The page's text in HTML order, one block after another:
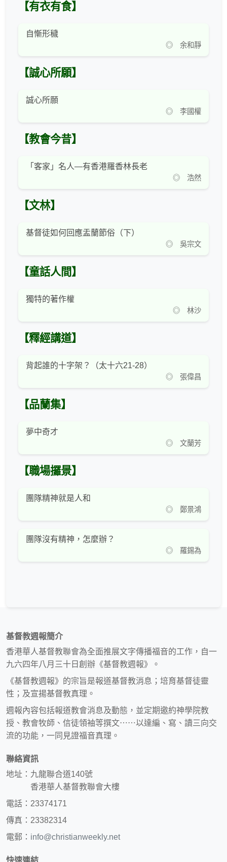
【有衣有食】
自慚形穢
◎ 余和靜
【誠心所願】
誠心所願
◎ 李國權
【教會今昔】
「客家」名人—有香港羅香林長老
◎ 浩然
【文林】
基督徒如何回應盂蘭節俗（下）
◎ 吳宗文
【童話人間】
獨特的著作權
◎ 林沙
【釋經講道】
背起誰的十字架？（太十六21-28）
◎ 張偉昌
【品蘭集】
夢中奇才
◎ 文蘭芳
【職場攞景】
團隊精神就是人和
◎ 鄭景鴻
團隊沒有精神，怎麼辦？
◎ 羅錫為
基督教週報簡介
香港華人基督教聯會為全面推展文字傳播福音的工作，自一
九六四年八月三十日創辦《基督教週報》。
《基督教週報》的宗旨是報道基督教消息；培育基督徒靈
性；及宣揚基督教真理。
週報內容包括報道教會消息及動態，並定期邀約神學院教
授、教會牧師、信徒領袖等撰文⋯⋯以達編、寫、讀三向交
流的功能，一同見證福音真理。
聯絡資訊
地址：九龍聯合道140號
香港華人基督教聯會大樓
電話：23374171
傳真：23382314
電郵： info@christianweekly.net